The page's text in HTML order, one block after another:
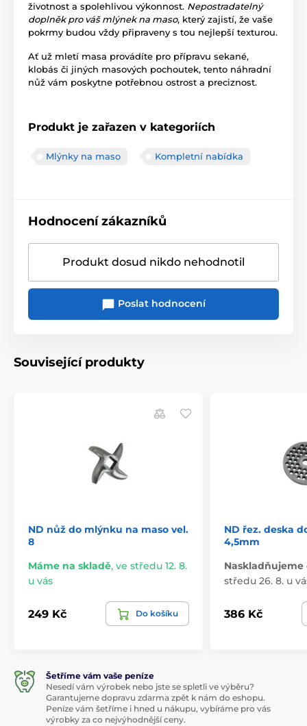
životnost a spolehlivou výkonnost. Nepostradatelný
doplněk pro váš mlýnek na maso, který zajistí, že vaše
pokrmy budou vždy připraveny s tou nejlepší texturou.
Ať už mletí masa provádíte pro přípravu sekané,
klobás či jiných masových pochoutek, tento náhradní
nůž vám poskytne potřebnou ostrost a preciznost.
Produkt je zařazen v kategoriích
Mlýnky na maso Kompletní nabídka
Hodnocení zákazníků
Produkt dosud nikdo nehodnotil
Poslat hodnocení
Související produkty
ND nůž do mlýnku na maso vel.
8
Máme na skladě, ve středu 12. 8.
u vás
249 Kč Do košíku
ND řez. deska
4,5mm
Naskladňujeme
středu 26. 8. u
386 Kč
Šetříme vám vaše peníze
Nesedí vám výrobek nebo jste se spletli ve výběru?
Garantujeme dopravu zdarma zpět k nám do eshopu.
Peníze vám šetříme i hned u nákupu, vybíráme pro vás
výrobky za co nejvýhodnější ceny.